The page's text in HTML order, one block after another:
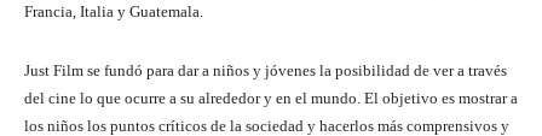
Francia, Italia y Guatemala.
Just Film se fundó para dar a niños y jóvenes la posibilidad de ver a través
del cine lo que ocurre a su alrededor y en el mundo. El objetivo es mostrar a
los niños los puntos críticos de la sociedad y hacerlos más comprensivos y